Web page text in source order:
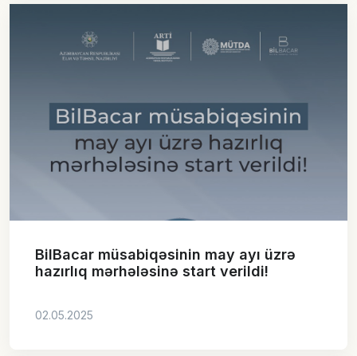
BilBacar müsabiqəsinin may ayı üzrə
hazırlıq mərhələsinə start verildi!
02.05.2025